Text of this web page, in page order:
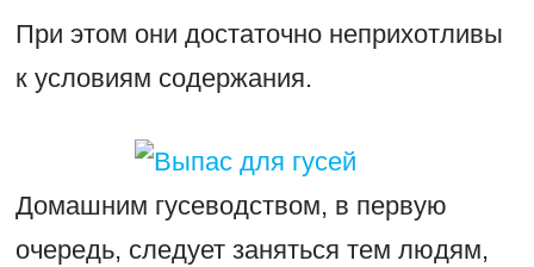
При этом они достаточно неприхотливы
к условиям содержания.
Домашним гусеводством, в первую
очередь, следует заняться тем людям,